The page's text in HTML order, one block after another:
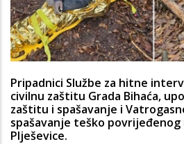
Pripadnici Službe za hitne
civilnu zaštitu Grada Bihaća,
zaštitu i spašavanje i
spašavanje teško povrijeđenog
Plješevice.